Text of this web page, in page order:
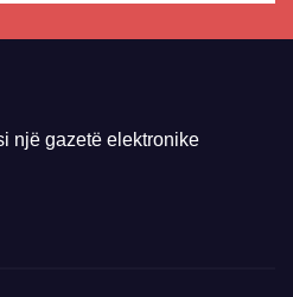
një gazetë elektronike